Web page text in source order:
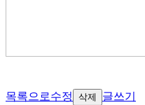
목록으로수정 삭제
글쓰기